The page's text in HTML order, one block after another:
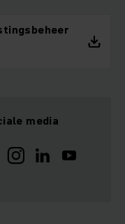
media